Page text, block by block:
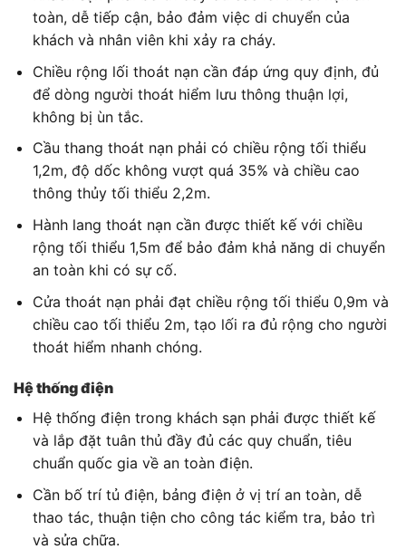
toàn, dễ tiếp cận, bảo đảm việc di chuyển của
khách và nhân viên khi xảy ra cháy.
Chiều rộng lối thoát nạn cần đáp ứng quy định, đủ
để dòng người thoát hiểm lưu thông thuận lợi,
không bị ùn tắc.
Cầu thang thoát nạn phải có chiều rộng tối thiểu
1,2m, độ dốc không vượt quá 35% và chiều cao
thông thủy tối thiểu 2,2m.
Hành lang thoát nạn cần được thiết kế với chiều
rộng tối thiểu 1,5m để bảo đảm khả năng di chuyển
an toàn khi có sự cố.
Cửa thoát nạn phải đạt chiều rộng tối thiểu 0,9m và
chiều cao tối thiểu 2m, tạo lối ra đủ rộng cho người
thoát hiểm nhanh chóng.
Hệ thống điện
Hệ thống điện trong khách sạn phải được thiết kế
và lắp đặt tuân thủ đầy đủ các quy chuẩn, tiêu
chuẩn quốc gia về an toàn điện.
Cần bố trí tủ điện, bảng điện ở vị trí an toàn, dễ
thao tác, thuận tiện cho công tác kiểm tra, bảo trì
và sửa chữa.